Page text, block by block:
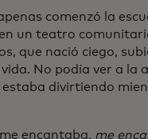
comenzó la
un teatro
que nació ciego,
No podía ver a la
estaba divirtiendo
encantaba, me